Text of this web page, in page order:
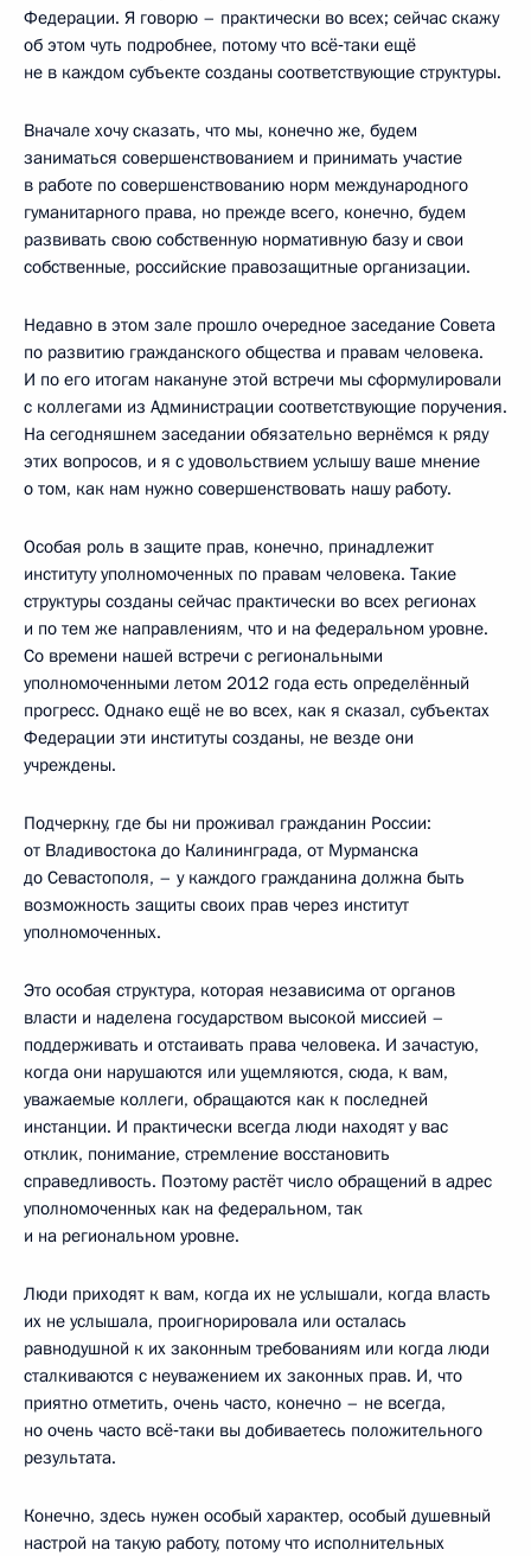
Федерации. Я говорю – практически во всех; сейчас скажу
об этом чуть подробнее, потому что всё‑таки ещё
не в каждом субъекте созданы соответствующие структуры.
Вначале хочу сказать, что мы, конечно же, будем
заниматься совершенствованием и принимать участие
в работе по совершенствованию норм международного
гуманитарного права, но прежде всего, конечно, будем
развивать свою собственную нормативную базу и свои
собственные, российские правозащитные организации.
Недавно в этом зале прошло очередное заседание Совета
по развитию гражданского общества и правам человека.
И по его итогам накануне этой встречи мы сформулировали
с коллегами из Администрации соответствующие поручения.
На сегодняшнем заседании обязательно вернёмся к ряду
этих вопросов, и я с удовольствием услышу ваше мнение
о том, как нам нужно совершенствовать нашу работу.
Особая роль в защите прав, конечно, принадлежит
институту уполномоченных по правам человека. Такие
структуры созданы сейчас практически во всех регионах
и по тем же направлениям, что и на федеральном уровне.
Со времени нашей встречи с региональными
уполномоченными летом 2012 года есть определённый
прогресс. Однако ещё не во всех, как я сказал, субъектах
Федерации эти институты созданы, не везде они
учреждены.
Подчеркну, где бы ни проживал гражданин России:
от Владивостока до Калининграда, от Мурманска
до Севастополя, – у каждого гражданина должна быть
возможность защиты своих прав через институт
уполномоченных.
Это особая структура, которая независима от органов
власти и наделена государством высокой миссией –
поддерживать и отстаивать права человека. И зачастую,
когда они нарушаются или ущемляются, сюда, к вам,
уважаемые коллеги, обращаются как к последней
инстанции. И практически всегда люди находят у вас
отклик, понимание, стремление восстановить
справедливость. Поэтому растёт число обращений в адрес
уполномоченных как на федеральном, так
и на региональном уровне.
Люди приходят к вам, когда их не услышали, когда власть
их не услышала, проигнорировала или осталась
равнодушной к их законным требованиям или когда люди
сталкиваются с неуважением их законных прав. И, что
приятно отметить, очень часто, конечно – не всегда,
но очень часто всё‑таки вы добиваетесь положительного
результата.
Конечно, здесь нужен особый характер, особый душевный
настрой на такую работу, потому что исполнительных